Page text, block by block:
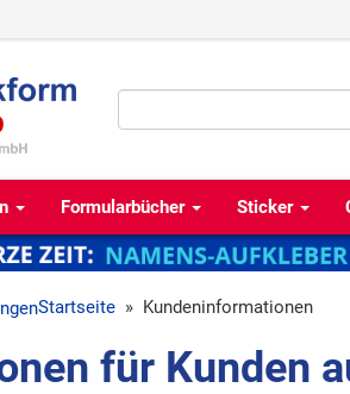
Formularbücher Sticker
Startseite » Kundeninformationen
für Kunden